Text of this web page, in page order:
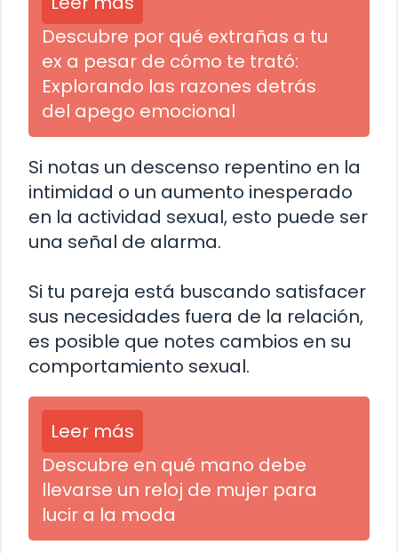
Descubre por qué extrañas a tu
ex a pesar de cómo te trató:
Explorando las razones detrás
del apego emocional
Si notas un descenso repentino en la
intimidad o un aumento inesperado
en la actividad sexual, esto puede ser
una señal de alarma.
Si tu pareja está buscando satisfacer
sus necesidades fuera de la relación,
es posible que notes cambios en su
comportamiento sexual.
Leer más
Descubre en qué mano debe
llevarse un reloj de mujer para
lucir a la moda